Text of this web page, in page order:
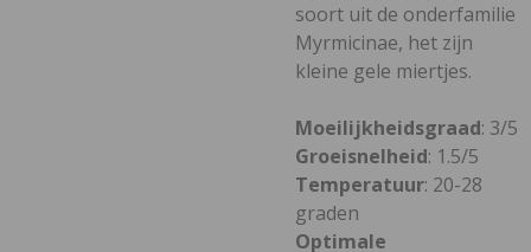
soort uit de onderfamilie
Myrmicinae, het zijn
kleine gele miertjes.
Moeilijkheidsgraad: 3/5
Groeisnelheid: 1.5/5
Temperatuur: 20-28
graden
Optimale